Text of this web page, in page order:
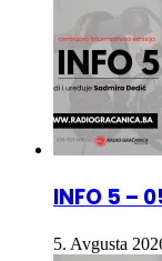
INFO 5 –
5. Avgusta